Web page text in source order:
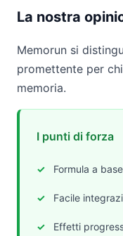
La nostra
Memorun si
promettente per
memoria.
I punti di forza
Formula a
Facile
Effetti